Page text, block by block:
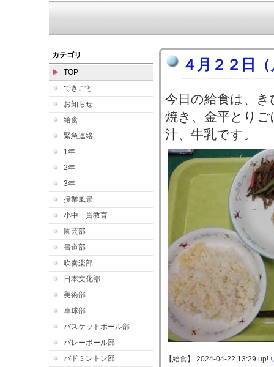
カテゴリ
TOP
できごと
お知らせ
給食
緊急連絡
1年
2年
3年
授業風景
小中一貫教育
園芸部
書道部
吹奏楽部
日本文化部
美術部
卓球部
バスケットボール部
バレーボール部
バドミントン部
４月２２日
今日の給食は、
焼き、金平とり
汁、牛乳です。
【給食】 2024-04-22 13:29 up!